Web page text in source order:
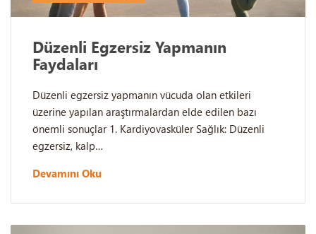
Düzenli Egzersiz Yapmanın
Faydaları
Düzenli egzersiz yapmanın vücuda olan etkileri
üzerine yapılan araştırmalardan elde edilen bazı
önemli sonuçlar 1. Kardiyovasküler Sağlık: Düzenli
egzersiz, kalp…
Devamını Oku